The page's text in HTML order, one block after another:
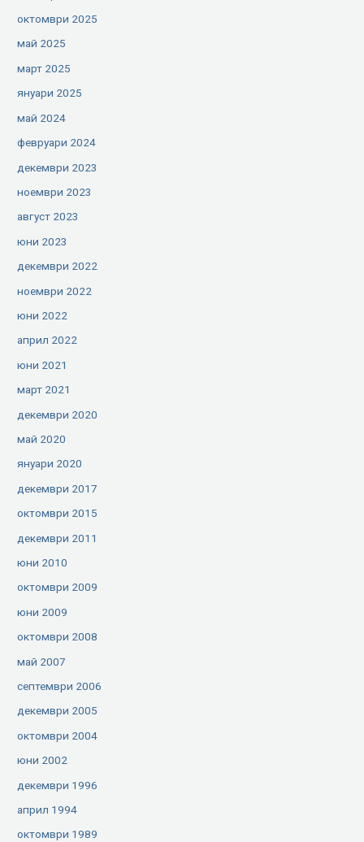
октомври 2025
май 2025
март 2025
януари 2025
май 2024
февруари 2024
декември 2023
ноември 2023
август 2023
юни 2023
декември 2022
ноември 2022
юни 2022
април 2022
юни 2021
март 2021
декември 2020
май 2020
януари 2020
декември 2017
октомври 2015
декември 2011
юни 2010
октомври 2009
юни 2009
октомври 2008
май 2007
септември 2006
декември 2005
октомври 2004
юни 2002
декември 1996
април 1994
октомври 1989